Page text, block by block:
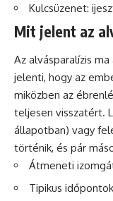
Kulcsüzenet:
Mit jelent az
Az alvásparalízis
jelenti, hogy az
miközben az
teljesen visszatért.
állapotban) vagy
történik, és pár
Átmeneti
Tipikus